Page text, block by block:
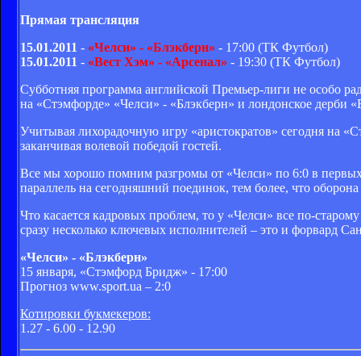
Прямая трансляция
15.01.2011 - «Челси» - «Блэкберн» - 17:00 (ТК Футбол)
15.01.2011 - «Вест Хэм» - «Арсенал» - 19:30 (ТК Футбол)
Субботняя программа английской Премьер-лиги не особо
на «Стэмфорде» «Челси» - «Блэкберн» и лондонское дерби
Учитывая лихорадочную игру «аристократов» сегодня на
заканчивая волевой победой гостей.
Все мы хорошо помним разгромы от «Челси» по 6:0 в
параллель на сегодняшний поединок, тем более, что
Что касается кадровых проблем, то у «Челси» все по-
сразу несколько ключевых исполнителей – это и форвард
«Челси» - «Блэкберн»
15 января, «Стэмфорд Бридж» - 17:00
Прогноз www.sport.ua – 2:0
Котировки букмекеров:
1.27 - 6.00 - 12.90